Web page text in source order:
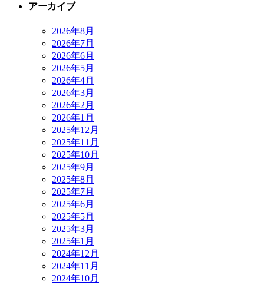
アーカイブ
2026年8月
2026年7月
2026年6月
2026年5月
2026年4月
2026年3月
2026年2月
2026年1月
2025年12月
2025年11月
2025年10月
2025年9月
2025年8月
2025年7月
2025年6月
2025年5月
2025年3月
2025年1月
2024年12月
2024年11月
2024年10月